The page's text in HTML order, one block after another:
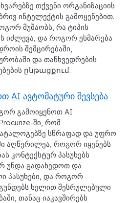
თქვენი ორგანიზაციის
ინტელექტის გამოყენებით.
მუშაობს, რა ტიპის
იძლევა, და როგორ ეხმარება
შემცირებაში,
და თანხვედრების
ընթացքում.
AI ავტომატური შევსება
გამოიყენოთ AI
ში, რომ
სწრაფად და უფრო
აღწერილეა, როგორ იყენებს
კონტექსტურ პასუხებს
უნდა გადახედოთ და
პასუხები, და როგორ
გუნდებს ხელით შესრულებული
თანაც იაკავშირებს